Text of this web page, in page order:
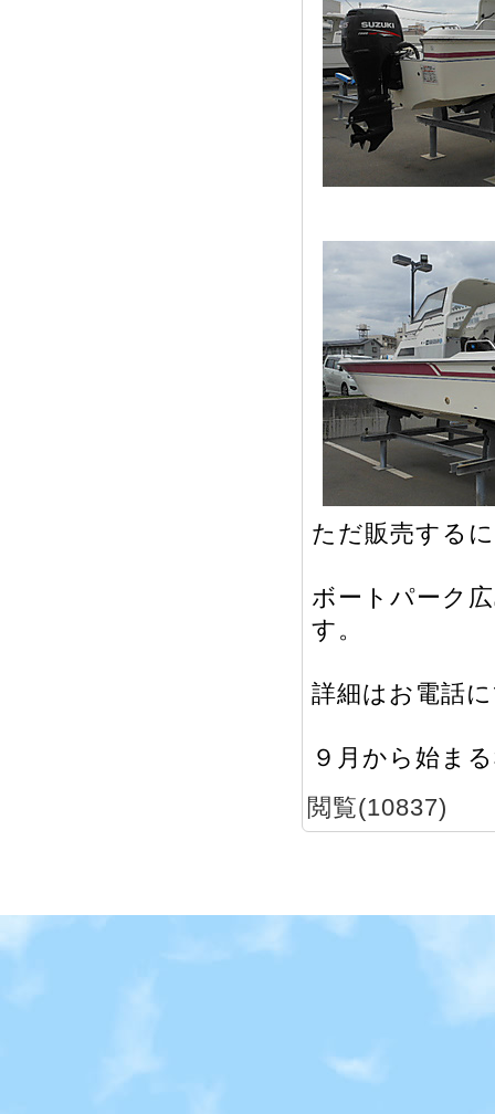
ただ販売する
ボートパーク
す。
詳細はお電話
９月から始ま
閲覧(10837)